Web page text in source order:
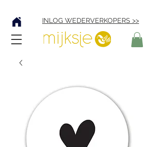
INLOG WEDERVERKOPERS >>